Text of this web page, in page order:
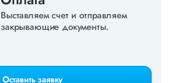
Выставляем счет и отправляем
закрывающие документы.
Оставить заявку